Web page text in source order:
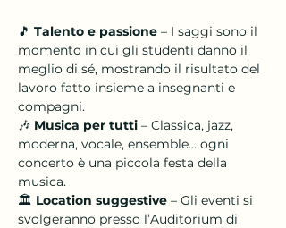
🎵 Talento e passione – I saggi sono il
momento in cui gli studenti danno il
meglio di sé, mostrando il risultato del
lavoro fatto insieme a insegnanti e
compagni.
🎶 Musica per tutti – Classica, jazz,
moderna, vocale, ensemble… ogni
concerto è una piccola festa della
musica.
🏛️ Location suggestive – Gli eventi si
svolgeranno presso l’Auditorium di